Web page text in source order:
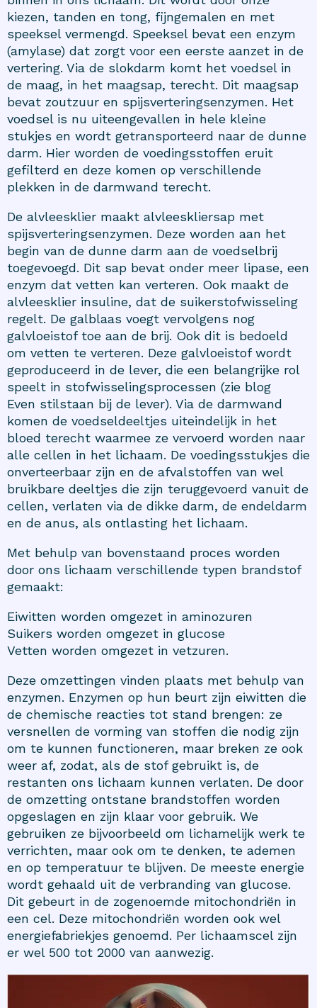
kiezen, tanden en tong, fijngemalen en met
speeksel vermengd. Speeksel bevat een enzym
(amylase) dat zorgt voor een eerste aanzet in de
vertering. Via de slokdarm komt het voedsel in
de maag, in het maagsap, terecht. Dit maagsap
bevat zoutzuur en spijsverteringsenzymen. Het
voedsel is nu uiteengevallen in hele kleine
stukjes en wordt getransporteerd naar de dunne
darm. Hier worden de voedingsstoffen eruit
gefilterd en deze komen op verschillende
plekken in de darmwand terecht.
De alvleesklier maakt alvleeskliersap met
spijsverteringsenzymen. Deze worden aan het
begin van de dunne darm aan de voedselbrij
toegevoegd. Dit sap bevat onder meer lipase, een
enzym dat vetten kan verteren. Ook maakt de
alvleesklier insuline, dat de suikerstofwisseling
regelt. De galblaas voegt vervolgens nog
galvloeistof toe aan de brij. Ook dit is bedoeld
om vetten te verteren. Deze galvloeistof wordt
geproduceerd in de lever, die een belangrijke rol
speelt in stofwisselingsprocessen (zie blog
Even stilstaan bij de lever). Via de darmwand
komen de voedseldeeltjes uiteindelijk in het
bloed terecht waarmee ze vervoerd worden naar
alle cellen in het lichaam. De voedingsstukjes die
onverteerbaar zijn en de afvalstoffen van wel
bruikbare deeltjes die zijn teruggevoerd vanuit de
cellen, verlaten via de dikke darm, de endeldarm
en de anus, als ontlasting het lichaam.
Met behulp van bovenstaand proces worden
door ons lichaam verschillende typen brandstof
gemaakt:
Eiwitten worden omgezet in aminozuren
Suikers worden omgezet in glucose
Vetten worden omgezet in vetzuren.
Deze omzettingen vinden plaats met behulp van
enzymen. Enzymen op hun beurt zijn eiwitten die
de chemische reacties tot stand brengen: ze
versnellen de vorming van stoffen die nodig zijn
om te kunnen functioneren, maar breken ze ook
weer af, zodat, als de stof gebruikt is, de
restanten ons lichaam kunnen verlaten. De door
de omzetting ontstane brandstoffen worden
opgeslagen en zijn klaar voor gebruik. We
gebruiken ze bijvoorbeeld om lichamelijk werk te
verrichten, maar ook om te denken, te ademen
en op temperatuur te blijven. De meeste energie
wordt gehaald uit de verbranding van glucose.
Dit gebeurt in de zogenoemde mitochondriën in
een cel. Deze mitochondriën worden ook wel
energiefabriekjes genoemd. Per lichaamscel zijn
er wel 500 tot 2000 van aanwezig.